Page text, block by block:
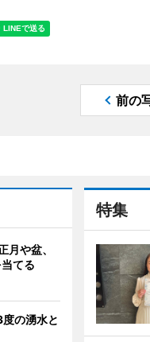
前の
特集
や盆、
てる
の湧水と